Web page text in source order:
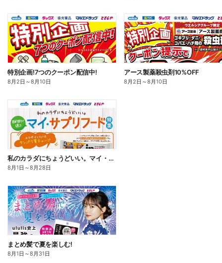
特別企画!7つのクーポン配信中!
8月2日 ～8月10日
アース製薬殺虫剤10%OFF
8月2日 ～8月10日
私のカラダにちょうどいい。マイ・サプリフード
8月1日 ～8月28日
まとめ髪で夏を楽しむ!
8月1日 ～8月31日